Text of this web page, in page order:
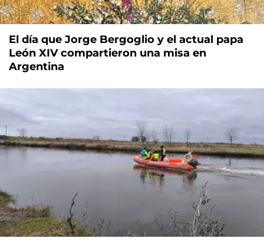
El día que Jorge Bergoglio y el actual papa
León XIV compartieron una misa en
Argentina